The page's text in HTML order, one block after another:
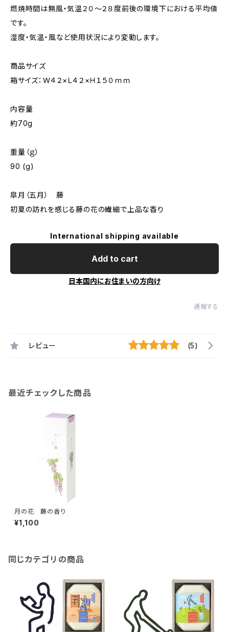
燃焼時間は無風・気温２０～２８度前後の環境下における平均値
です。
湿度・気温・風など使用状況により変動します。
商品サイズ
箱サイズ：Ｗ４２×Ｌ４２×Ｈ１５０ｍｍ
内容量
約70g
重量（ｇ）
90 (g)
皐月（五月） 藤
初夏の訪れを感じる藤の花の繊細で上品な香り
International shipping available
Add to cart
日本国内にお住まいの方向け
通報する
レビュー (5)
最近チェックした商品
月の花 藤の香り
¥1,100
同じカテゴリの商品